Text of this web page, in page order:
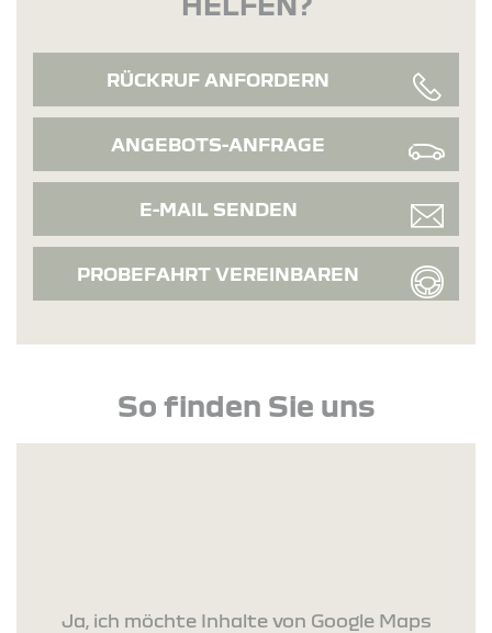
RÜCKRUF ANFORDERN
ANGEBOTS-ANFRAGE
E-MAIL SENDEN
PROBEFAHRT VEREINBAREN
So finden Sie uns
Ja, ich möchte Inhalte von Google Maps